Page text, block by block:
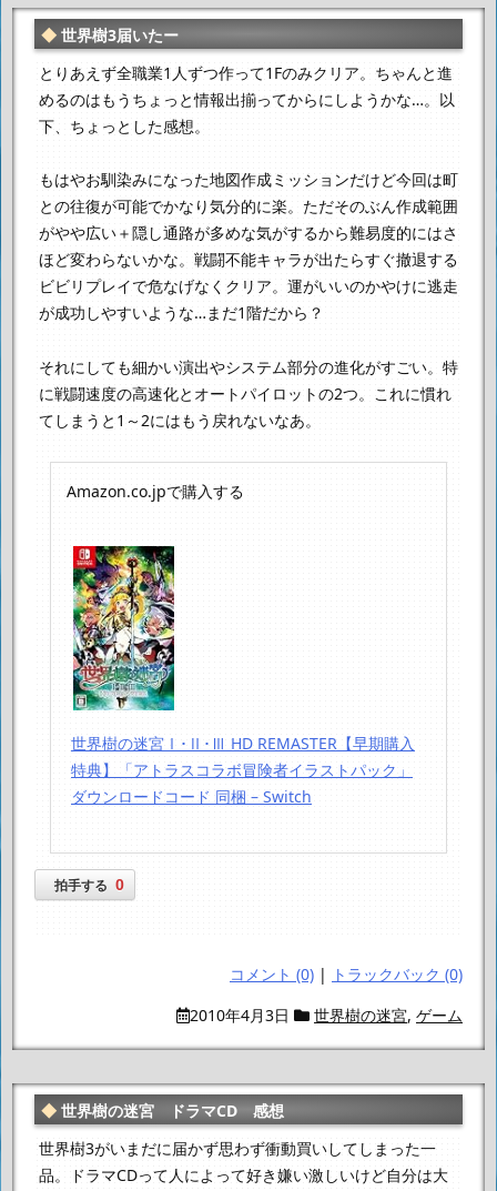
世界樹3届いたー
とりあえず全職業1人ずつ作って1Fのみクリア。 ちゃんと進
めるのはもうちょっと情報出揃ってからにしようかな…。 以
下、ちょっとした感想。
もはやお馴染みになった地図作成ミッションだけど今回は町
との往復が可能でかなり気分的に楽。 ただそのぶん作成範囲
がやや広い＋隠し通路が多めな気がするから難易度的にはさ
ほど変わらないかな。 戦闘不能キャラが出たらすぐ撤退する
ビビリプレイで危なげなくクリア。 運がいいのかやけに逃走
が成功しやすいような…まだ1階だから？
それにしても細かい演出やシステム部分の進化がすごい。 特
に戦闘速度の高速化とオートパイロットの2つ。 これに慣れ
てしまうと1～2にはもう戻れないなあ。
Amazon.co.jpで購入する
世界樹の迷宮Ⅰ･Ⅱ･Ⅲ HD REMASTER【早期購入
特典】「アトラスコラボ冒険者イラストパック」
ダウンロードコード 同梱 – Switch
拍手する 0
コメント (0) |
トラックバック (0)
2010年4月3日
世界樹の迷宮, ゲーム
世界樹の迷宮 ドラマCD 感想
世界樹3がいまだに届かず思わず衝動買いしてしまった一
品。
ドラマCDって人によって好き嫌い激しいけど自分は大